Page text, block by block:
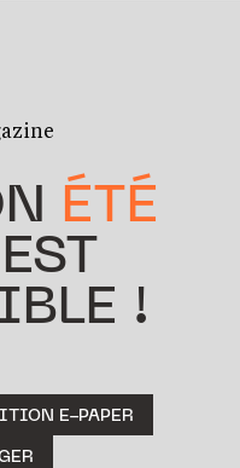
ÉTÉ
EST
!
E-PAPER